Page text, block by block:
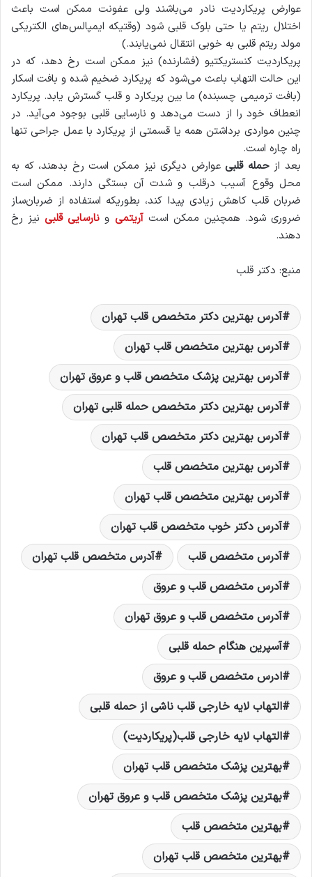
عوارض پریکاردیت نادر می‌باشند ولی عفونت ممکن است باعث
اختلال ریتم یا حتی بلوک قلبی شود (وقتیکه ایمپالس‌های الکتریکی
مولد ریتم قلبی به خوبی انتقال نمی‌یابند.)
پریکاردیت کنستریکتیو (فشارنده) نیز ممکن است رخ دهد، که در
این حالت التهاب باعث می‌شود که پریکارد ضخیم شده و بافت اسکار
(بافت ترمیمی چسبنده) ما بین پریکارد و قلب گسترش یابد. پریکارد
انعطاف خود را از دست می‌دهد و نارسایی قلبی بوجود می‌آید. در
چنین مواردی برداشتن همه یا قسمتی از پریکارد با عمل جراحی تنها
راه چاره است.
بعد ازحمله قلبیعوارض دیگری نیز ممکن است رخ بدهند، که به
محل وقوع آسیب درقلب و شدت آن بستگی دارند. ممکن است
ضربان قلب کاهش زیادی پیدا کند، بطوریکه استفاده از ضربان‌ساز
ضروری شود. همچنین ممکن استآریتمی و نارسایی قلبینیز رخ
دهند.
منبع: دکتر قلب
آدرس بهترين دکتر متخصص قلب تهران
آدرس بهترين متخصص قلب تهران
آدرس بهترین پزشک متخصص قلب و عروق تهران
آدرس بهترین دکتر متخصص حمله قلبی تهران
آدرس بهترین دکتر متخصص قلب تهران
آدرس بهترین متخصص قلب
آدرس بهترین متخصص قلب تهران
آدرس دکتر خوب متخصص قلب تهران
آدرس متخصص قلب
آدرس متخصص قلب تهران
آدرس متخصص قلب و عروق
آدرس متخصص قلب و عروق تهران
آسپرین هنگام حمله قلبی
ادرس متخصص قلب و عروق
التهاب لایه خارجی قلب ناشی از حمله قلبی
التهاب لایه خارجی قلب(پریکاردیت)
بهترين پزشک متخصص قلب تهران
بهترين پزشک متخصص قلب و عروق تهران
بهترين متخصص قلب
بهترين متخصص قلب تهران